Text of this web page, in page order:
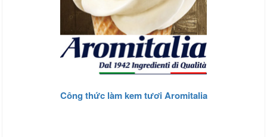
Công thức làm kem tươi Aromitalia